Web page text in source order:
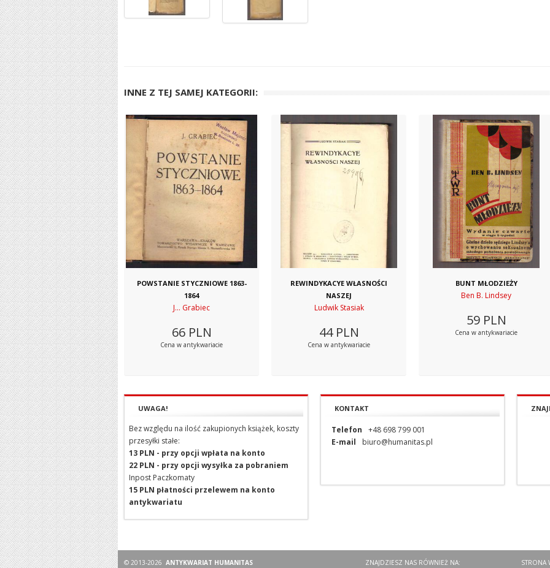
INNE Z TEJ SAMEJ KATEGORII:
POWSTANIE STYCZNIOWE 1863-
1864
J... Grabiec
66 PLN
Cena w antykwariacie
REWINDYKACYE WŁASNOŚCI
NASZEJ
Ludwik Stasiak
44 PLN
Cena w antykwariacie
BUNT MŁODZIEŻY
Ben B. Lindsey
59 PLN
Cena w antykwariacie
UWAGA!
Bez względu na ilość zakupionych książek, koszty
przesyłki stałe:
13 PLN - przy opcji wpłata na konto
22 PLN - przy opcji wysyłka za pobraniem
Inpost Paczkomaty
15 PLN płatności przelewem na konto
antykwariatu
KONTAKT
Telefon
+48 698 799 001
E-mail
biuro@humanitas.pl
© 2013-2026 ANTYKWARIAT HUMANITAS ZNAJDZIESZ NAS RÓWNIEŻ NA: STRONA